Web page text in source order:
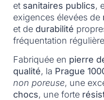
et sanitaires publics,
exigences élevées de
et de durabilité
fréquentation
Fabriquée en pierre
qualité, la Prague
non poreuse, une
chocs, une forte